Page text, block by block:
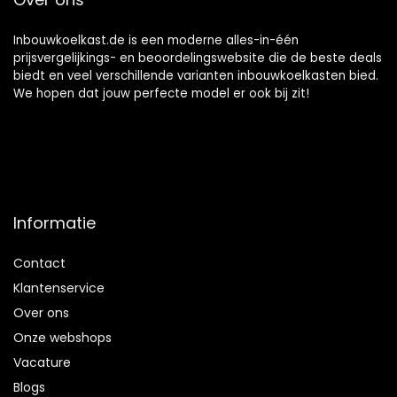
Inbouwkoelkast.de is een moderne alles-in-één
prijsvergelijkings- en beoordelingswebsite die de beste deals
biedt en veel verschillende varianten inbouwkoelkasten bied.
We hopen dat jouw perfecte model er ook bij zit!
Informatie
Contact
Klantenservice
Over ons
Onze webshops
Vacature
Blogs